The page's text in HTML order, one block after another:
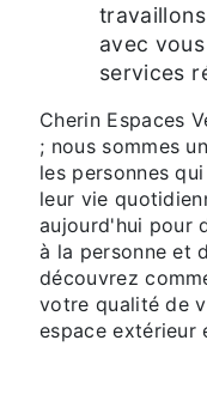
avec
services
Cherin Espaces
; nous sommes
les personnes
leur vie
aujourd'hui pour
à la personne et
découvrez
votre qualité de
espace extérieur